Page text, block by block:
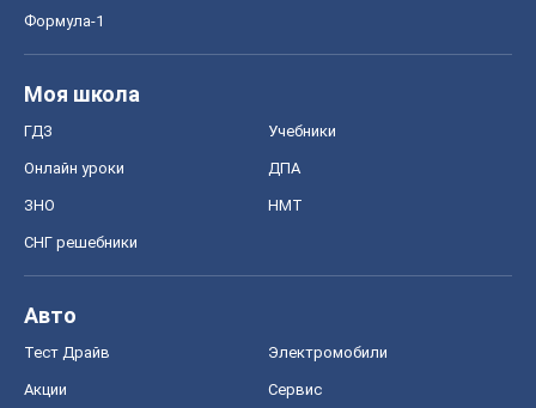
Формула-1
Моя школа
ГДЗ Учебники
Онлайн уроки ДПА
ЗНО НМТ
СНГ решебники
Авто
Тест Драйв Электромобили
Акции Сервис